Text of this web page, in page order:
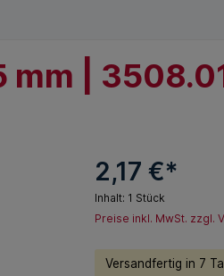
mm |
2,17 €*
Inhalt: 1 Stück
Preise inkl. MwSt. zzgl.
Versandfertig in 7